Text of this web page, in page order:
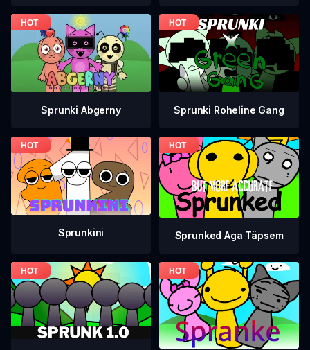
Sprunki Abgerny Sprunki Roheline Gang
Sprunkini Sprunked Aga Täpsem